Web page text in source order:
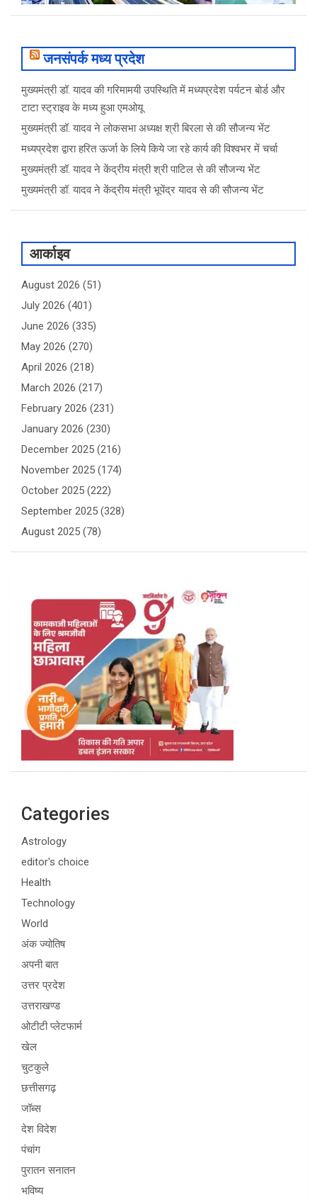
जनसंपर्क मध्य प्रदेश
मुख्यमंत्री डॉ. यादव की गरिमामयी उपस्थिति में मध्यप्रदेश पर्यटन बोर्ड और
टाटा स्ट्राइव के मध्य हुआ एमओयू
मुख्यमंत्री डॉ. यादव ने लोकसभा अध्यक्ष श्री बिरला से की सौजन्य भेंट
मध्यप्रदेश द्वारा हरित ऊर्जा के लिये किये जा रहे कार्य की विश्वभर में चर्चा
मुख्यमंत्री डॉ. यादव ने केंद्रीय मंत्री श्री पाटिल से की सौजन्य भेंट
मुख्यमंत्री डॉ. यादव ने केंद्रीय मंत्री भूपेंद्र यादव से की सौजन्य भेंट
आर्काइव
August 2026 (51)
July 2026 (401)
June 2026 (335)
May 2026 (270)
April 2026 (218)
March 2026 (217)
February 2026 (231)
January 2026 (230)
December 2025 (216)
November 2025 (174)
October 2025 (222)
September 2025 (328)
August 2025 (78)
Categories
Astrology
editor's choice
Health
Technology
World
अंक ज्योतिष
अपनी बात
उत्तर प्रदेश
उत्तराखण्ड
ओटीटी प्लेटफार्म
खेल
चुटकुले
छत्तीसगढ़
जॉब्स
देश विदेश
पंचांग
पुरातन सनातन
भविष्य